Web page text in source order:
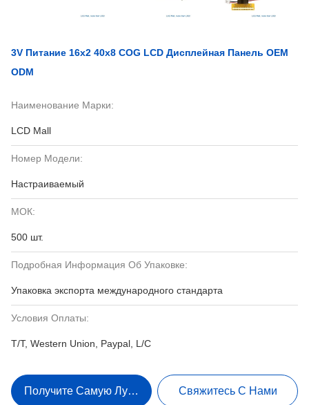
3V Питание 16x2 40x8 COG LCD Дисплейная Панель OEM
ODM
Наименование Марки:
LCD Mall
Номер Модели:
Настраиваемый
МОК:
500 шт.
Подробная Информация Об Упаковке:
Упаковка экспорта международного стандарта
Условия Оплаты:
T/T, Western Union, Paypal, L/C
Получите Самую Лучшую ЦенуСвяжитесь С Нами